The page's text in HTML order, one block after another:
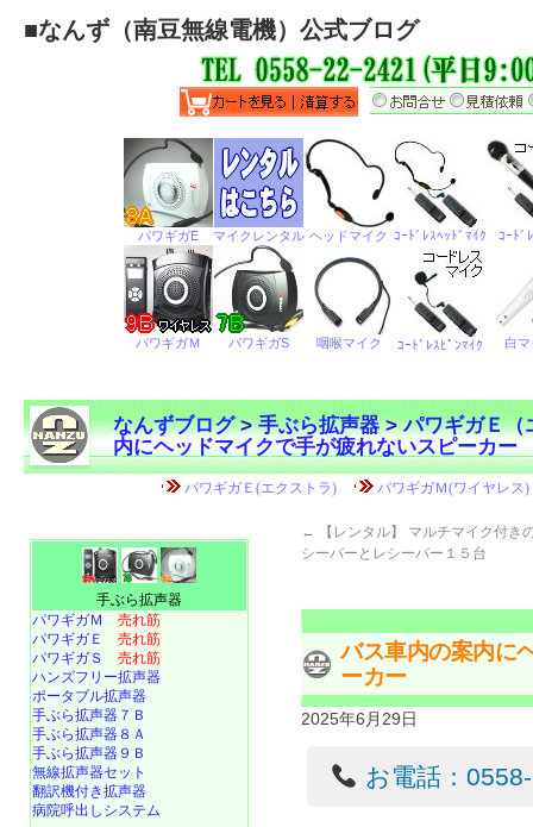
■なんず（南豆無線電機）公式ブログ
なんずブログ>手ぶら拡声器>パワギガＥ（
内にヘッドマイクで手が疲れないスピーカー
←
【レンタル】 マルチマイク付き
シーバーとレシーバー１５台
バス車内の案内に
ーカー
2025年6月29日
お電話：
手ぶら拡声器
パワギガＭ 売れ筋
パワギガＥ 売れ筋
パワギガＳ 売れ筋
ハンズフリー拡声器
ポータブル拡声器
手ぶら拡声器７Ｂ
手ぶら拡声器８Ａ
手ぶら拡声器９Ｂ
無線拡声器セット
翻訳機付き拡声器
病院呼出しシステム